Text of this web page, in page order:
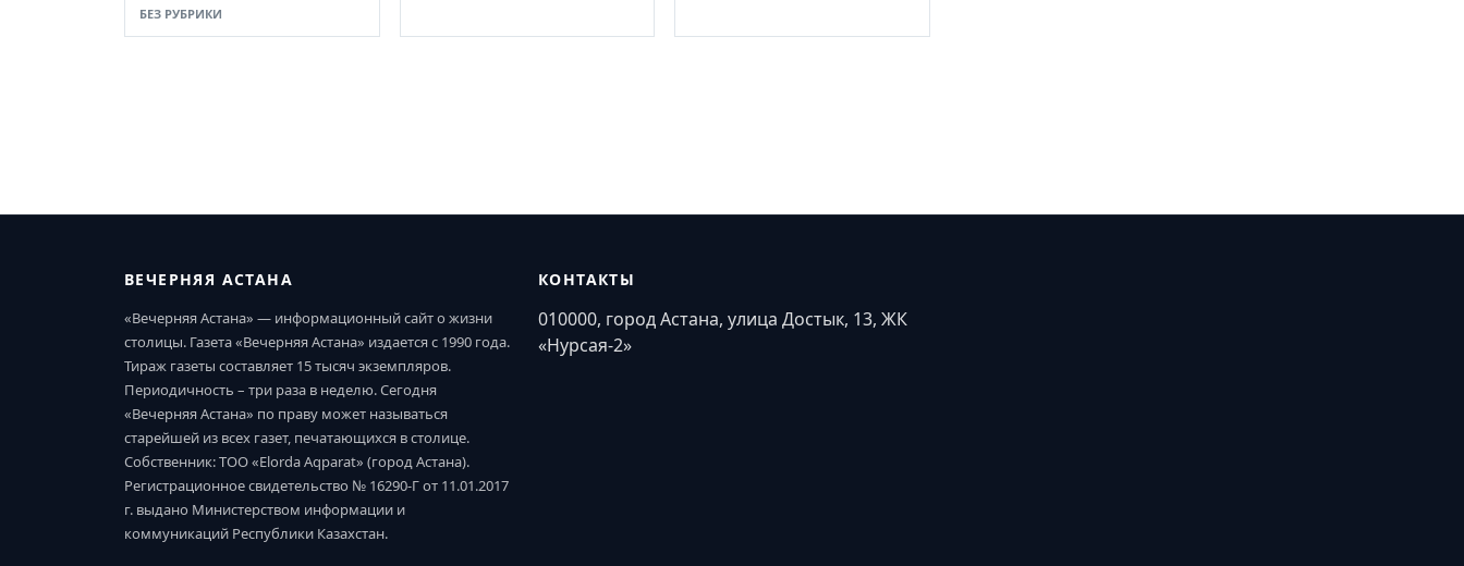
БЕЗ РУБРИКИ
ВЕЧЕРНЯЯ АСТАНА
«Вечерняя Астана» — информационный сайт о жизни
столицы. Газета «Вечерняя Астана» издается с 1990 года.
Тираж газеты составляет 15 тысяч экземпляров.
Периодичность – три раза в неделю. Сегодня
«Вечерняя Астана» по праву может называться
старейшей из всех газет, печатающихся в столице.
Собственник: ТОО «Elorda Aqparat» (город Астана).
Регистрационное свидетельство № 16290-Г от 11.01.2017
г. выдано Министерством информации и
коммуникаций Республики Казахстан.
КОНТАКТЫ
010000, город Астана, улица Достык, 13, ЖК
«Нурсая-2»